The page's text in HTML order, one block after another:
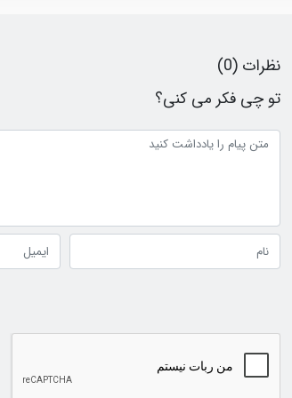
نظرات (0)
تو چی فکر می کنی؟